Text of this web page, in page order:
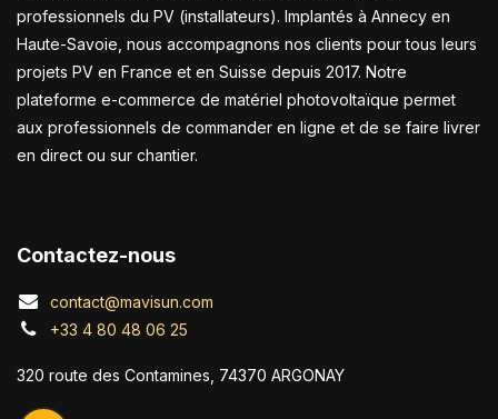
professionnels du PV (installateurs). Implantés à Annecy en
Haute-Savoie, nous accompagnons nos clients pour tous leurs
projets PV en France et en Suisse depuis 2017. Notre
plateforme e-commerce de matériel photovoltaïque permet
aux professionnels de commander en ligne et de se faire livrer
en direct ou sur chantier.
Contactez-nous
contact@mavisun.com
+33 4 80 48 06 25
320 route des Contamines, 74370 ARGONAY